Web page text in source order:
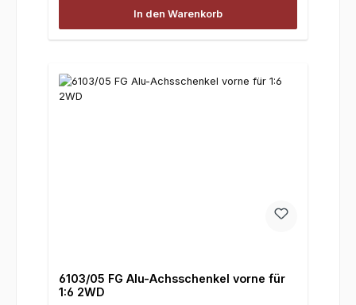
In den Warenkorb
6103/05 FG Alu-Achsschenkel vorne für
1:6 2WD